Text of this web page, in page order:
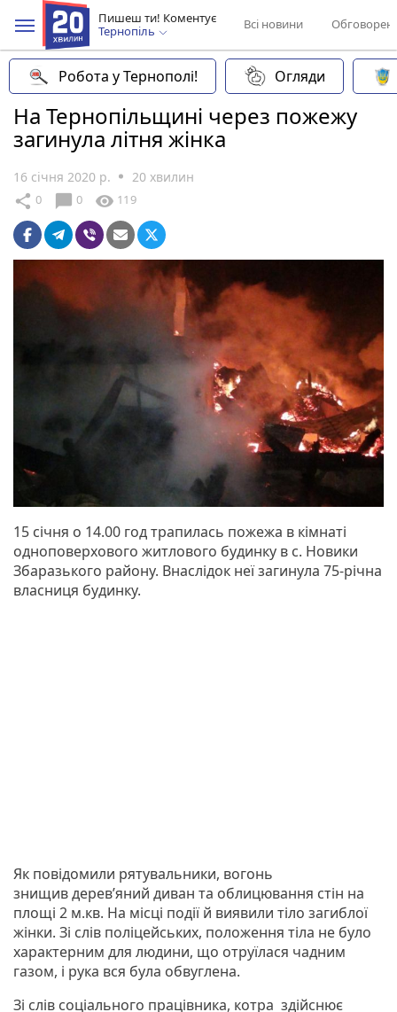
Пишеш ти! Коментує
Тернопіль
Всі новини
Робота у Тернополі! Огляди
На Тернопільщині через пожежу
загинула літня жінка
16 січня 2020 р. 20 хвилин
share 0 chat_bubble 0 visibility 119
15 січня о 14.00 год трапилась пожежа в кімнаті
одноповерхового житлового будинку в с. Новики
Збаразького району. Внаслідок неї загинула 75-річна
власниця будинку.
Як повідомили рятувальники, вогонь
знищив дерев’яний диван та облицювання стін на
площі 2 м.кв. На місці події й виявили тіло загиблої
жінки. Зі слів поліцейських, положення тіла не було
характерним для людини, що отруїлася чадним
газом, і рука вся була обвуглена.
Зі слів соціального працівника, котра здійснює